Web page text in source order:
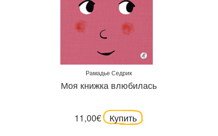
Рамадье Седрик
Моя книжка влюбилась
11,00€ Купить